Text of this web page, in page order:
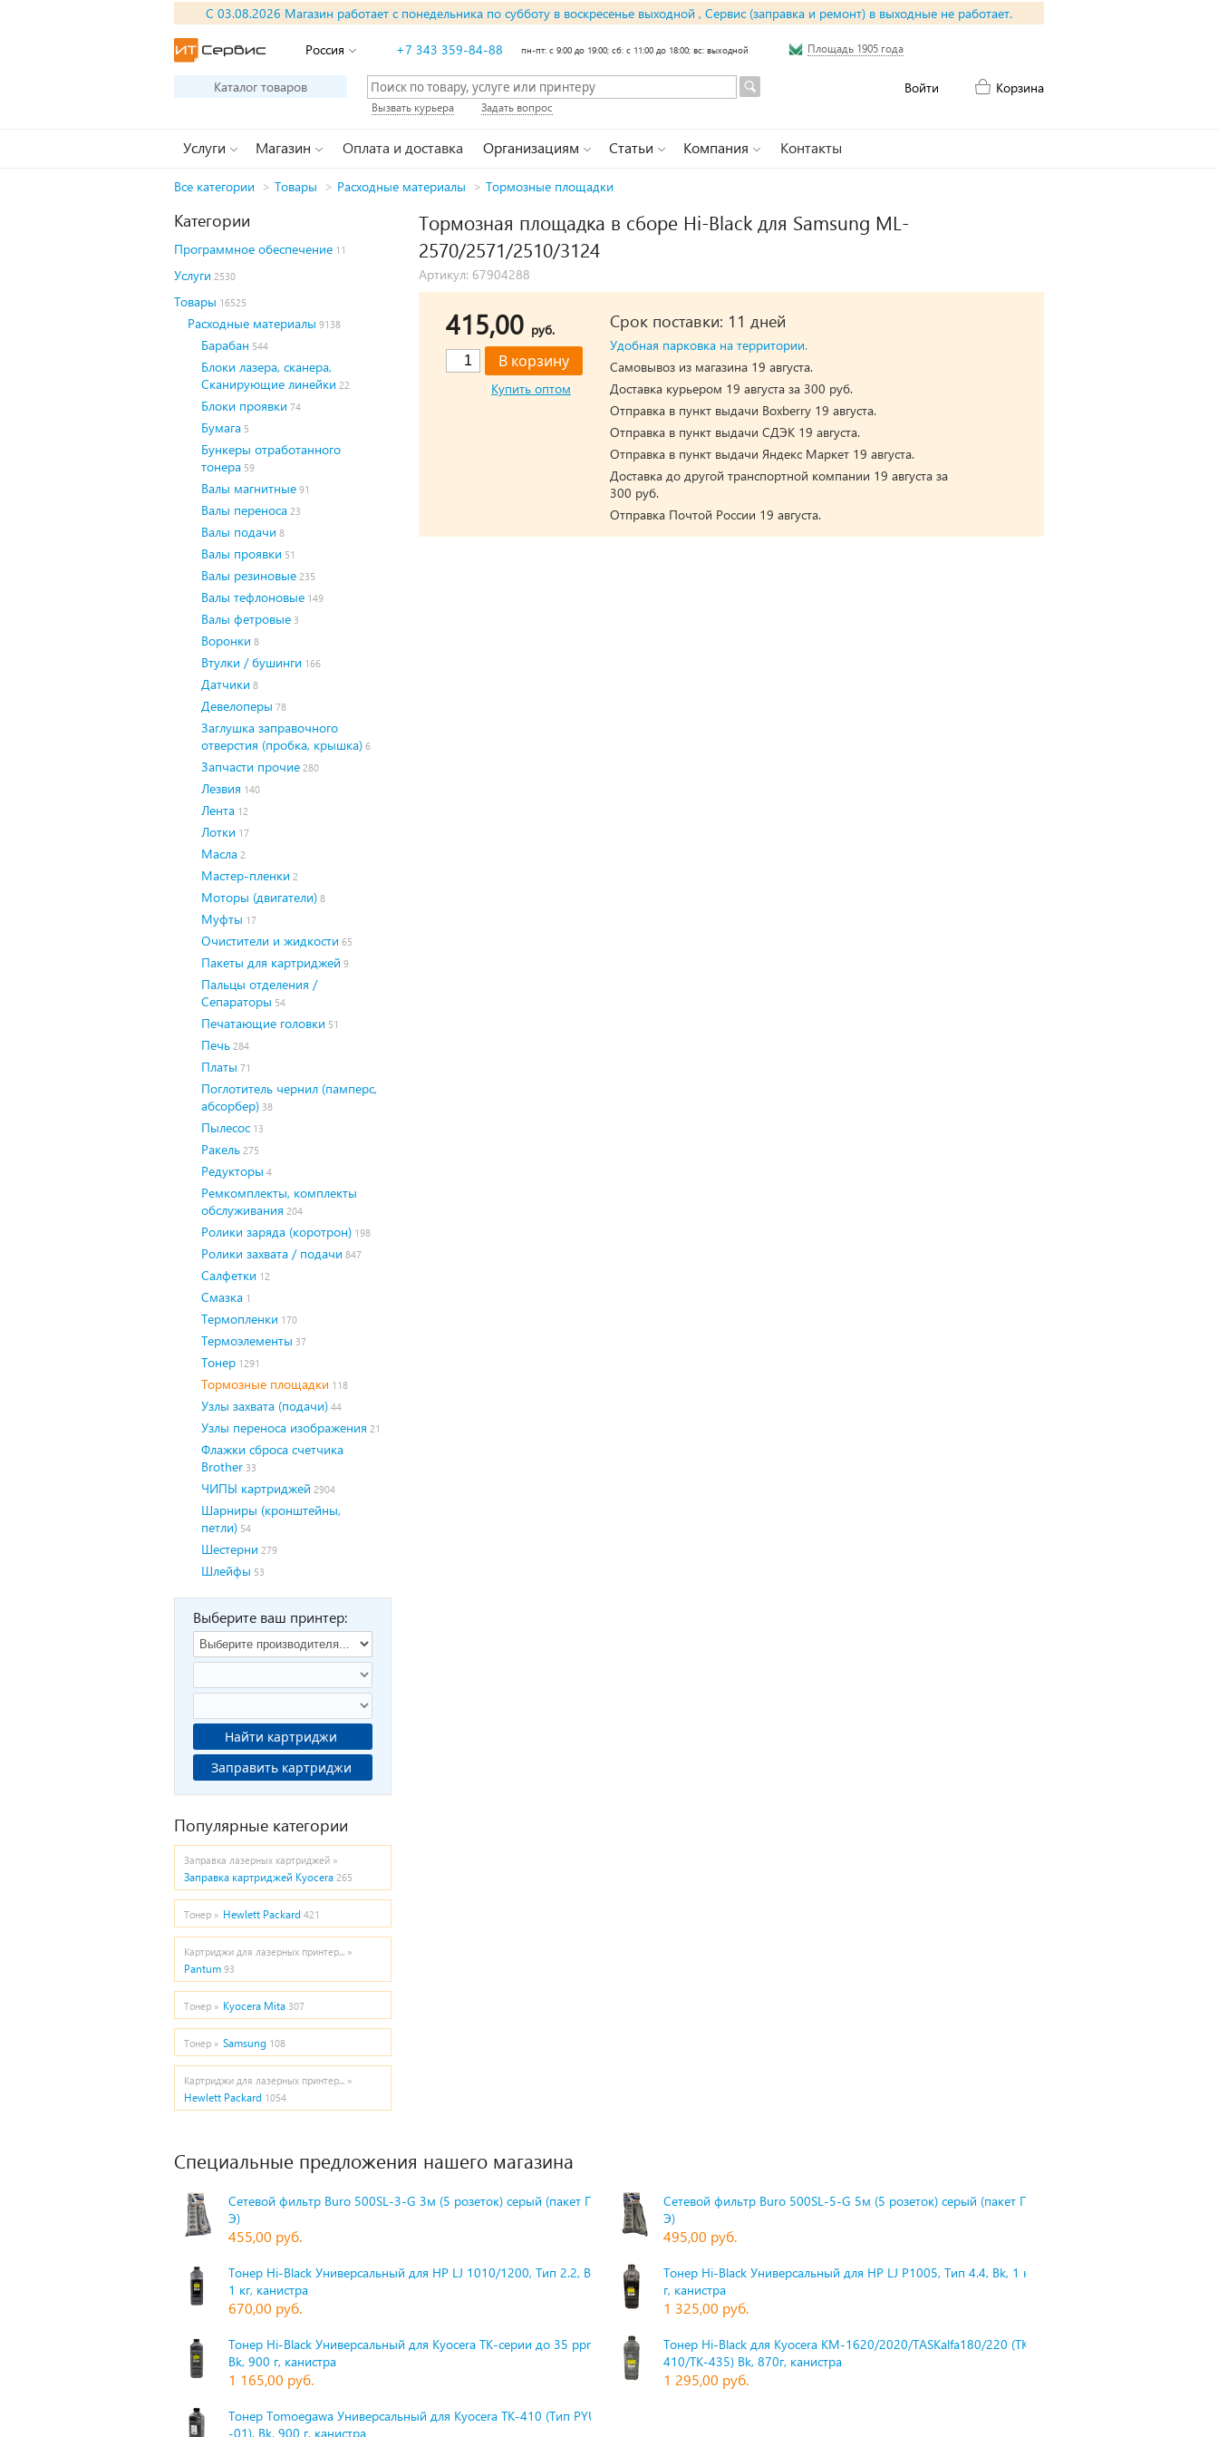
С 03.08.2026 Магазин работает с понедельника по субботу в воскресенье выходной , Сервис (заправка и ремонт) в выходные не работает.
Россия +7 343 359-84-88 пн-пт: с 9:00 до 19:00; сб: с 11:00 до 18:00; вс: выходной Площадь 1905 года
Каталог товаров Войти Корзина
Вызвать курьера Задать вопрос
Услуги Магазин Оплата и доставка Организациям Статьи Компания Контакты
Все категории > Товары > Расходные материалы > Тормозные площадки
Категории
Программное обеспечение 11
Услуги 2530
Товары 16525
Расходные материалы 9138
Барабан 544
Блоки лазера, сканера,
Сканирующие линейки 22
Блоки проявки 74
Бумага 5
Бункеры отработанного
тонера 59
Валы магнитные 91
Валы переноса 23
Валы подачи 8
Валы проявки 51
Валы резиновые 235
Валы тефлоновые 149
Валы фетровые 3
Воронки 8
Втулки / бушинги 166
Датчики 8
Девелоперы 78
Заглушка заправочного
отверстия (пробка, крышка) 6
Запчасти прочие 280
Лезвия 140
Лента 12
Лотки 17
Масла 2
Мастер-пленки 2
Моторы (двигатели) 8
Муфты 17
Очистители и жидкости 65
Пакеты для картриджей 9
Пальцы отделения /
Сепараторы 54
Печатающие головки 51
Печь 284
Платы 71
Поглотитель чернил (памперс,
абсорбер) 38
Пылесос 13
Ракель 275
Редукторы 4
Ремкомплекты, комплекты
обслуживания 204
Ролики заряда (коротрон) 198
Ролики захвата / подачи 847
Салфетки 12
Смазка 1
Термопленки 170
Термоэлементы 37
Тонер 1291
Тормозные площадки 118
Узлы захвата (подачи) 44
Узлы переноса изображения 21
Флажки сброса счетчика
Brother 33
ЧИПЫ картриджей 2904
Шарниры (кронштейны,
петли) 54
Шестерни 279
Шлейфы 53
Выберите ваш принтер:
Найти картриджи
Заправить картриджи
Популярные категории
Заправка лазерных картриджей »
Заправка картриджей Kyocera 265
Тонер » Hewlett Packard 421
Картриджи для лазерных принтер... »
Pantum 93
Тонер » Kyocera Mita 307
Тонер » Samsung 108
Картриджи для лазерных принтер... »
Hewlett Packard 1054
Тормозная площадка в сборе Hi-Black для Samsung ML-
2570/2571/2510/3124
Артикул: 67904288
415,00 руб.
Купить оптом
Срок поставки: 11 дней
Удобная парковка на территории.
Самовывоз из магазина 19 августа.
Доставка курьером 19 августа за 300 руб.
Отправка в пункт выдачи Boxberry 19 августа.
Отправка в пункт выдачи СДЭК 19 августа.
Отправка в пункт выдачи Яндекс Маркет 19 августа.
Доставка до другой транспортной компании 19 августа за
300 руб.
Отправка Почтой России 19 августа.
Специальные предложения нашего магазина
Сетевой фильтр Buro 500SL-3-G 3м (5 розеток) серый (пакет П
Э)
455,00 руб.
Сетевой фильтр Buro 500SL-5-G 5м (5 розеток) серый (пакет П
Э)
495,00 руб.
Тонер Hi-Black Универсальный для HP LJ 1010/1200, Тип 2.2, Bk,
1 кг, канистра
670,00 руб.
Тонер Hi-Black Универсальный для HP LJ P1005, Тип 4.4, Bk, 1 к
г, канистра
1 325,00 руб.
Тонер Hi-Black Универсальный для Kyocera TK-серии до 35 ppm,
Bk, 900 г, канистра
1 165,00 руб.
Тонер Hi-Black для Kyocera KM-1620/2020/TASKalfa180/220 (TK-
410/TK-435) Bk, 870г, канистра
1 295,00 руб.
Тонер Tomoegawa Универсальный для Kyocera TK-410 (Тип PYU
-01), Bk, 900 г, канистра